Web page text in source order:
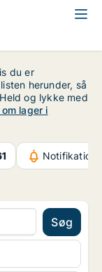
du er
herunder, så
og lykke med
lager i
Søg